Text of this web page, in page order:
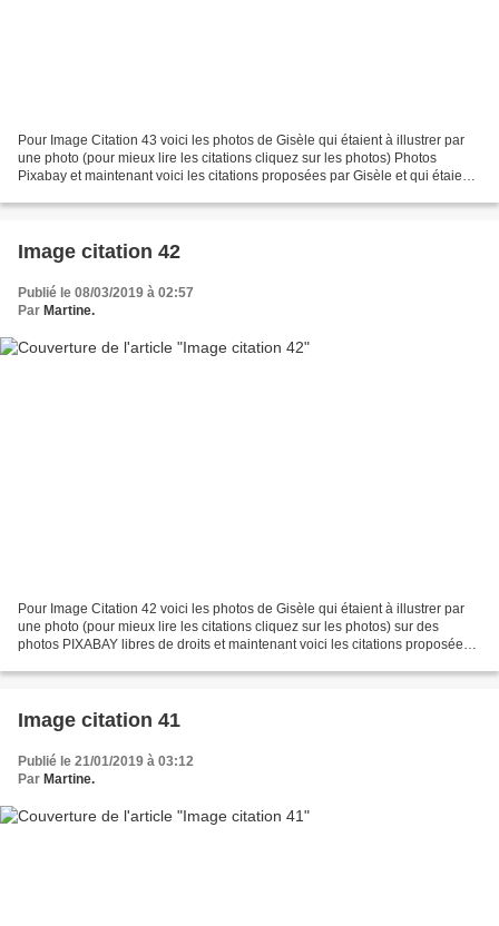
Pour Image Citation 43 voici les photos de Gisèle qui étaient à illustrer par
une photo (pour mieux lire les citations cliquez sur les photos) Photos
Pixabay et maintenant voici les citations proposées par Gisèle et qui étaient
Image citation 42
Publié le 08/03/2019 à 02:57
Par Martine.
Pour Image Citation 42 voici les photos de Gisèle qui étaient à illustrer par
une photo (pour mieux lire les citations cliquez sur les photos) sur des
photos PIXABAY libres de droits et maintenant voici les citations proposées
Image citation 41
Publié le 21/01/2019 à 03:12
Par Martine.